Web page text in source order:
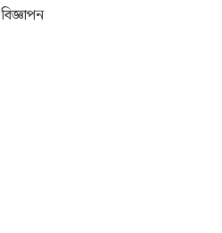
বিজ্ঞাপন